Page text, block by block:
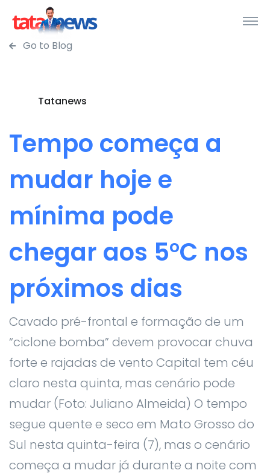
Go to Blog
Tatanews
Tempo começa a
mudar hoje e
mínima pode
chegar aos 5°C nos
próximos dias
Cavado pré-frontal e formação de um
“ciclone bomba” devem provocar chuva
forte e rajadas de vento Capital tem céu
claro nesta quinta, mas cenário pode
mudar (Foto: Juliano Almeida) O tempo
segue quente e seco em Mato Grosso do
Sul nesta quinta-feira (7), mas o cenário
começa a mudar já durante a noite com